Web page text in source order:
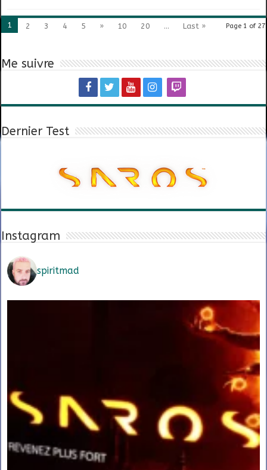
Page 1 of 27
1 2 3 4 5 » 10 20 ... Last »
Me suivre
Dernier Test
Instagram
spiritmad